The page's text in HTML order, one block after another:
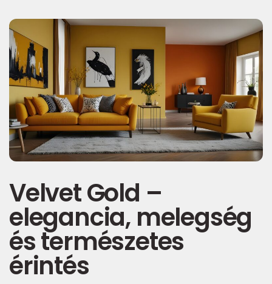
Velvet Gold –
elegancia, melegség
és természetes
érintés